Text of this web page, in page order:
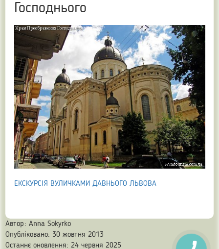
Господнього
ЕКСКУРСІЯ ВУЛИЧКАМИ ДАВНЬОГО ЛЬВОВА
Автор:Anna Sokyrko
Опубліковано: 30 жовтня 2013
Останнє оновлення: 24 червня 2025